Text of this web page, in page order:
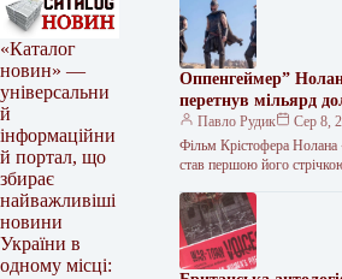
«Каталог
новин» —
універсальни
й
інформаційни
й портал, що
збирає
найважливіші
новини
України в
одному місці:
Оппенгеймер”
перетнув мільярд
прокаті
Павло Рудик
Сер 8,
Фільм Крістофера Нолана
став першою його
доларів США після